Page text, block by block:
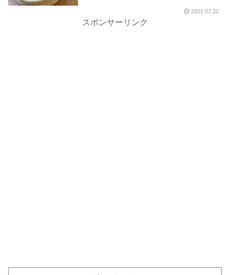
2021.07.22
スポンサーリンク